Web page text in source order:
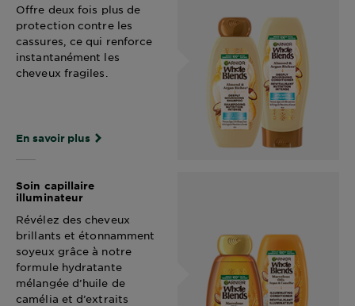
Offre deux fois plus de
protection contre les
cassures, ce qui renforce
instantanément les
cheveux fragiles.
En savoir plus
Soin capillaire
illuminateur
Révélez des cheveux
brillants et étonnamment
soyeux grâce à notre
formule hydratante
mélangée d’huile de
camélia et d’extraits